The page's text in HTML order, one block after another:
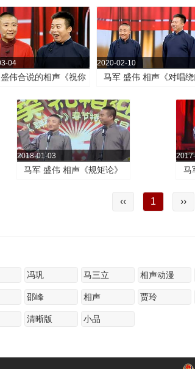
伟合说的相声《祝你
04
马军 盛伟 相声《对唱绕
2020-02-10
马军 盛伟 相声《规矩论》
2018-01-03
马
‹‹ 1 ››
冯巩 马三立 相声动漫
邵峰 相声 贾玲
清晰版 小品